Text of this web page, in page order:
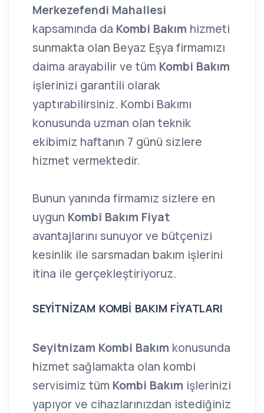
Merkezefendi Mahallesi
kapsamında da Kombi Bakım hizmeti
sunmakta olan Beyaz Eşya firmamızı
daima arayabilir ve tüm Kombi Bakım
işlerinizi garantili olarak
yaptırabilirsiniz. Kombi Bakımı
konusunda uzman olan teknik
ekibimiz haftanın 7 günü sizlere
hizmet vermektedir.
Bunun yanında firmamız sizlere en
uygun Kombi Bakım Fiyat
avantajlarını sunuyor ve bütçenizi
kesinlik ile sarsmadan bakım işlerini
itina ile gerçekleştiriyoruz.
SEYİTNİZAM KOMBİ BAKIM FİYATLARI
Seyitnizam Kombi Bakım konusunda
hizmet sağlamakta olan kombi
servisimiz tüm Kombi Bakım işlerinizi
yapıyor ve cihazlarınızdan istediğiniz